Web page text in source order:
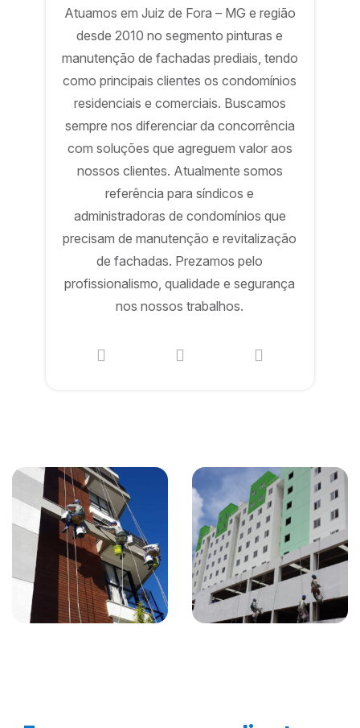
Atuamos em Juiz de Fora – MG e região
desde 2010 no segmento pinturas e
manutenção de fachadas prediais, tendo
como principais clientes os condomínios
residenciais e comerciais. Buscamos
sempre nos diferenciar da concorrência
com soluções que agreguem valor aos
nossos clientes. Atualmente somos
referência para síndicos e
administradoras de condomínios que
precisam de manutenção e revitalização
de fachadas. Prezamos pelo
profissionalismo, qualidade e segurança
nos nossos trabalhos.